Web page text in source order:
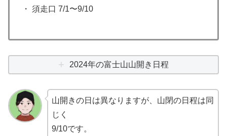
・ 須走口 7/1〜9/10
2024年の富士山山開き日程
山開きの日は異なりますが、山閉の日程は同
じく
9/10です。